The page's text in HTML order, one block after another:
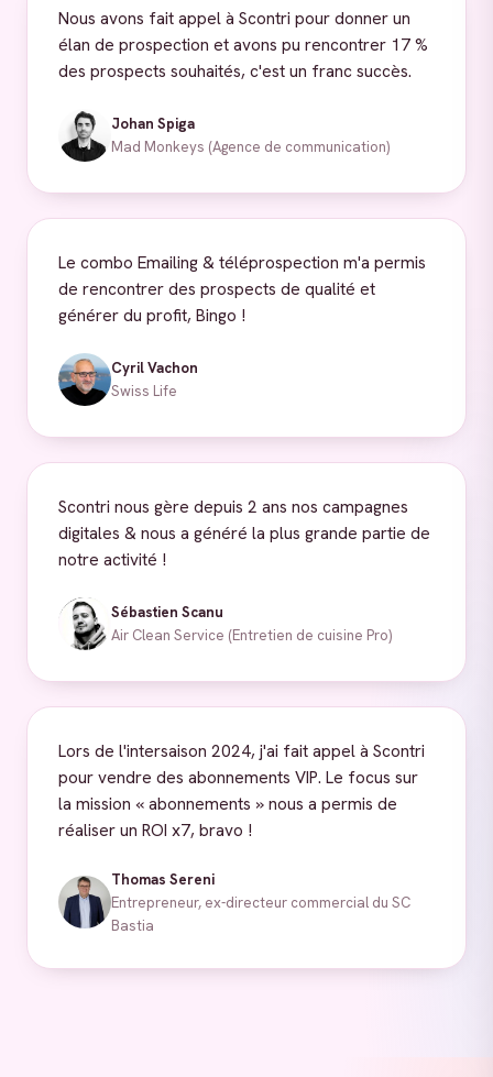
Nous avons fait appel à Scontri pour donner un
élan de prospection et avons pu rencontrer 17 %
des prospects souhaités, c'est un franc succès.
Johan Spiga
Mad Monkeys (Agence de communication)
Le combo Emailing & téléprospection m'a permis
de rencontrer des prospects de qualité et
générer du profit, Bingo !
Cyril Vachon
Swiss Life
Scontri nous gère depuis 2 ans nos campagnes
digitales & nous a généré la plus grande partie de
notre activité !
Sébastien Scanu
Air Clean Service (Entretien de cuisine Pro)
Lors de l'intersaison 2024, j'ai fait appel à Scontri
pour vendre des abonnements VIP. Le focus sur
la mission « abonnements » nous a permis de
réaliser un ROI x7, bravo !
Thomas Sereni
Entrepreneur, ex-directeur commercial du SC
Bastia